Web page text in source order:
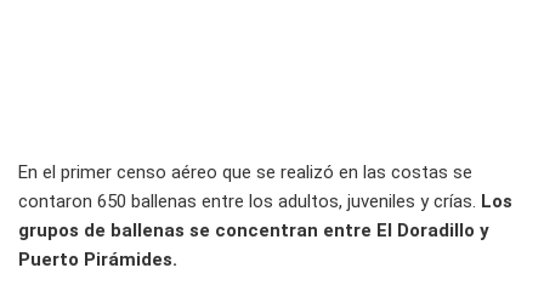
En el primer censo aéreo que se realizó en las costas se
contaron 650 ballenas entre los adultos, juveniles y crías. Los
grupos de ballenas se concentran entre El Doradillo y
Puerto Pirámides.